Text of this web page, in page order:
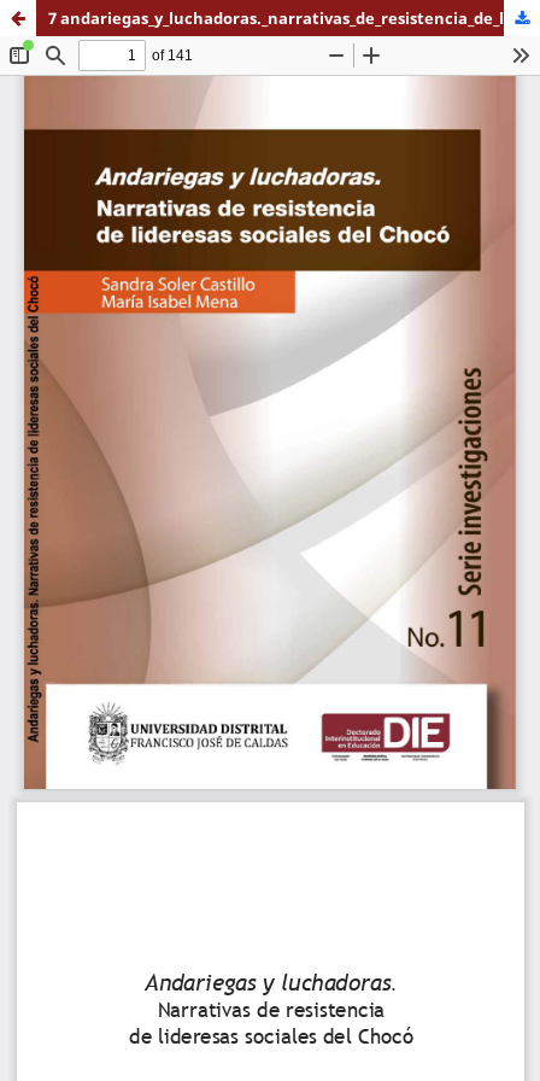
7 andariegas_y_luchadoras._narrativas_de_resistencia_de_lideresas_sociales_del_choco (1).pdf